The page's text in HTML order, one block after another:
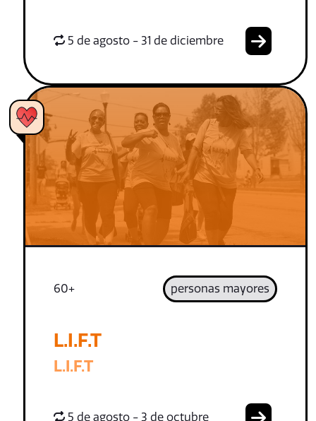
5 de agosto - 31 de diciembre
60+ personas mayores
L.I.F.T
L.I.F.T
5 de agosto - 3 de octubre